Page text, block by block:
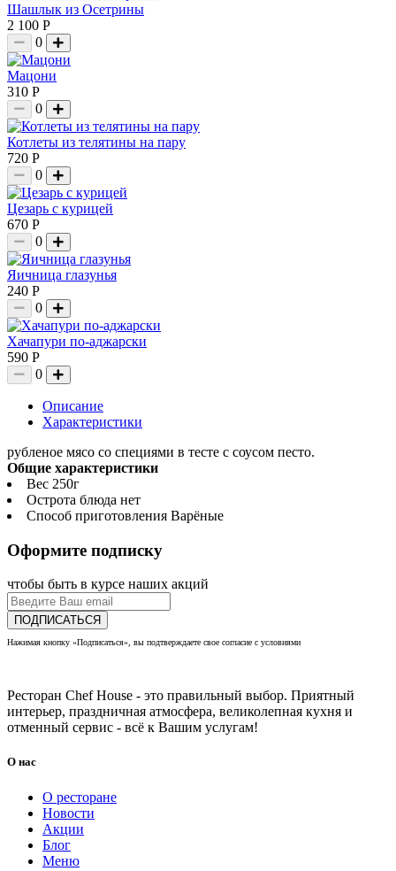
Шашлык из Осетрины
2 100 Р
0
Мацони
310 Р
0
Котлеты из телятины на пару
720 Р
0
Цезарь с курицей
670 Р
0
Яичница глазунья
240 Р
0
Хачапури по-аджарски
590 Р
0
Описание
Характеристики
рубленое мясо со специями в тесте с соусом песто.
Общие характеристики
Вес 250г
Острота блюда нет
Способ приготовления Варёные
Оформите подписку
чтобы быть в курсе наших акций
ПОДПИСАТЬСЯ
Нажимая кнопку «Подписаться», вы подтверждаете свое согласие с условиями
Ресторан Chef House - это правильный выбор. Приятный
интерьер, праздничная атмосфера, великолепная кухня и
отменный сервис - всё к Вашим услугам!
О нас
О ресторане
Новости
Акции
Блог
Меню